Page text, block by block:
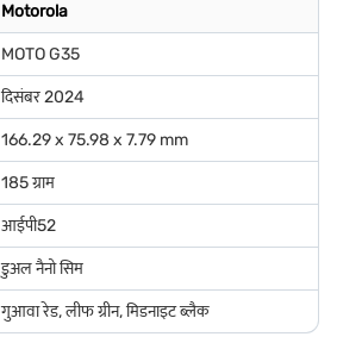
Motorola
MOTO G35
दिसंबर 2024
166.29 x 75.98 x 7.79 mm
185 ग्राम
आईपी52
डुअल नैनो सिम
गुआवा रेड, लीफ ग्रीन, मिडनाइट ब्लैक